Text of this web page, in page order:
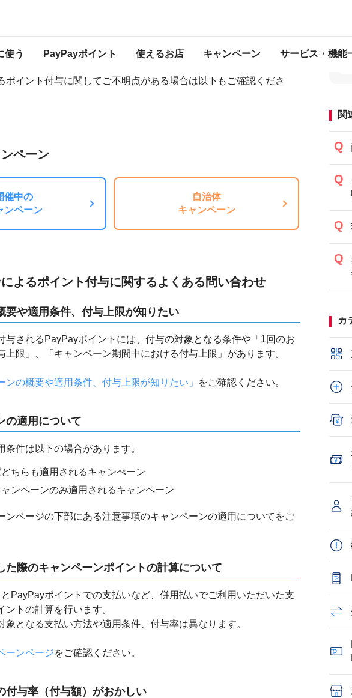
使う PayPayポイント 使えるお店 キャンペーン サービス・機能
ンによるポイント付与でお困りの場合
ポイント付与に関してご不明点がある場合は以下もご確認くださ
ペーン
催中の
ンペーン
自治体
キャンペーン
よるポイント付与に関するよくある問い合わせ
要や適用条件、付与上限が知りたい
与されるPayPayポイントには、付与の対象となる条件や「1回のお
上限」、「キャンペーン期間中における付与上限」があります。
ンの概要や適用条件、付与上限が知りたい」 をご確認ください。
の適用について
条件は以下の場合があります。
ちらも適用されるキャンぺーン
ンペーンのみ適用されるキャンペーン
ンページの下部にある注意事項のキャンペーンの適用についてをご
た際のキャンペーンポイントの計算について
PayPayポイントでの支払いなど、併用払いでご利用いただいた支
ントの計算を行います。
象となる支払い方法や適用条件、付与率は異なります。
ーンページをご確認ください。
付与率（付与額）がおかしい
関
カ